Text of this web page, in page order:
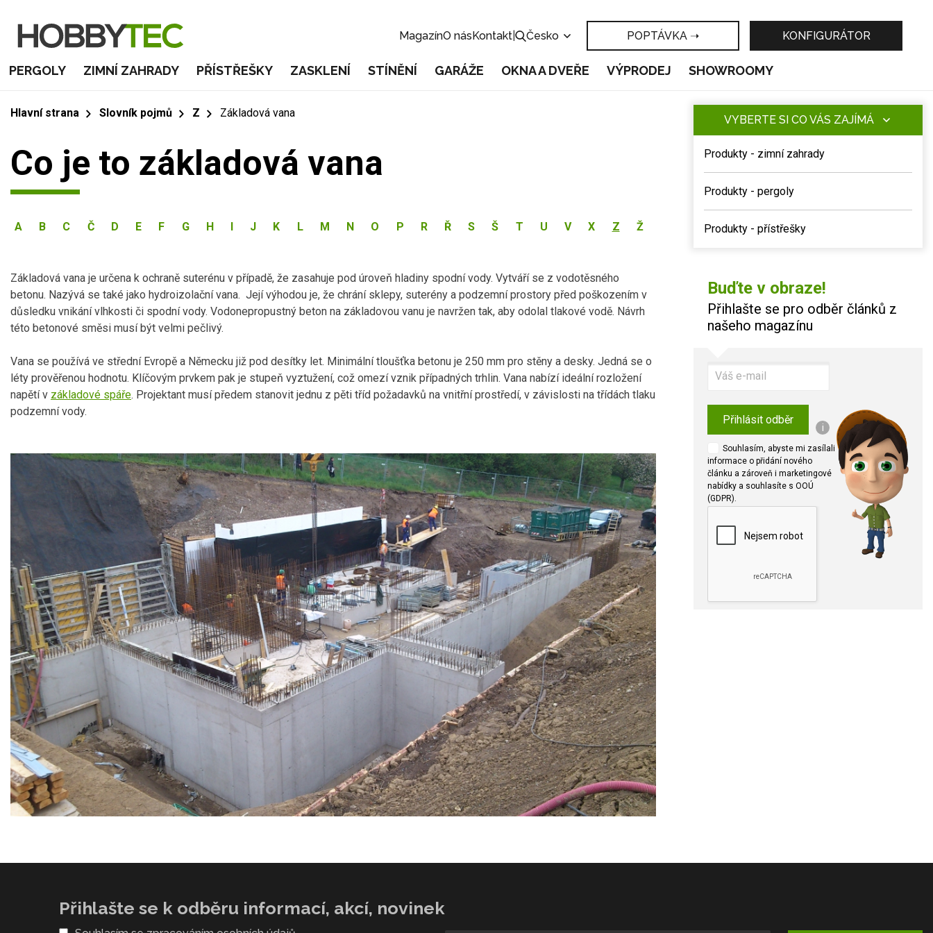
MagazínO násKontakt Česko POPTÁVKA ➝ KONFIGURÁTOR
PERGOLY ZIMNÍ ZAHRADY PŘÍSTŘEŠKY ZASKLENÍ STÍNĚNÍ GARÁŽE OKNA A DVEŘE VÝPRODEJ SHOWROOMY
VYBERTE SI CO VÁS ZAJÍMÁ
Produkty - zimní zahrady
Produkty - pergoly
Produkty - přístřešky
Buďte v obraze!
Přihlašte se pro odběr článků z
našeho magazínu
Přihlásit odběr
i
Souhlasím, abyste mi zasílali
informace o přidání nového
článku a zároveň i marketingové
nabídky a souhlasíte s OOÚ
(GDPR).
Hlavní strana Slovník pojmů Z Základová vana
Co je to základová vana
A B C Č D E F G H I J K L M N O P R Ř S Š T U V X Z Ž
Základová vana je určena k ochraně suterénu v případě, že zasahuje pod úroveň hladiny spodní vody. Vytváří se z vodotěsného
betonu. Nazývá se také jako hydroizolační vana. Její výhodou je, že chrání sklepy, suterény a podzemní prostory před poškozením v
důsledku vnikání vlhkosti či spodní vody. Vodonepropustný beton na základovou vanu je navržen tak, aby odolal tlakové vodě. Návrh
této betonové směsi musí být velmi pečlivý.
Vana se používá ve střední Evropě a Německu již pod desítky let. Minimální tloušťka betonu je 250 mm pro stěny a desky. Jedná se o
léty prověřenou hodnotu. Klíčovým prvkem pak je stupeň vyztužení, což omezí vznik případných trhlin. Vana nabízí ideální rozložení
napětí v základové spáře. Projektant musí předem stanovit jednu z pěti tříd požadavků na vnitřní prostředí, v závislosti na třídách tlaku
podzemní vody.
Přihlašte se k odběru informací, akcí, novinek